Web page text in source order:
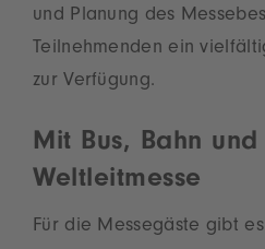
und Planung des
Teilnehmenden ein
zur Verfügung.
Mit Bus, Bahn
Weltleitmesse
Für die Messegäste gibt